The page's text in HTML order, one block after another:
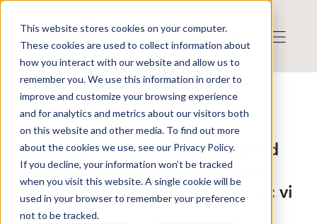
This website stores cookies on your computer.
These cookies are used to collect information about
how you interact with our website and allow us to
remember you. We use this information in order to
improve and customize your browsing experience
and for analytics and metrics about our visitors both
on this website and other media. To find out more
about the cookies we use, see our Privacy Policy.
If you decline, your information won’t be tracked
when you visit this website. A single cookie will be
used in your browser to remember your preference
not to be tracked.
Publicerat: 2026-05-27 08:44:07
Detta är en nyhet från nyhetsbyrån FinwireDisclaimer
Finwire om Aktiebolaget Gotland
Art och Design: G.A.D redovisar
intäkter på 5,4 miljoner i Q1 - vd: vi
följer plan